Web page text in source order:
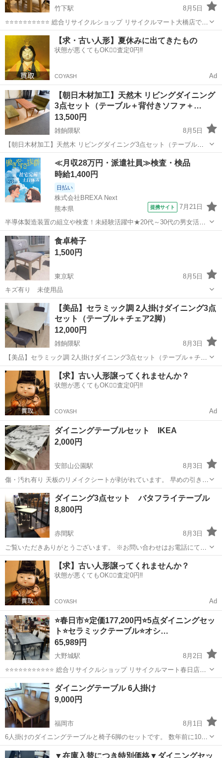
竹下駅
8月5日
⭐️⭐️⭐️⭐️⭐️⭐️⭐️⭐️⭐️⭐ 総合リサイクルショップ リサイクルマート大橋店です
⭐️⭐️⭐️⭐️⭐️⭐️⭐️⭐️⭐️⭐️ 商品内容 （商品名） NITORI 3点ダイニングセット
...
福岡 福岡市 竹下駅 ダイニングセット
【求・古い人形】夏休みに出てきたもの
状態が悪くてもOK🙆‍♀️査定0円‼️
COYASH Ad
【朝日木材加工】天然木 リビングダイニング
3点セット（テーブル＋背付きソファ＋…
13,500円
雑餉隈駅
8月5日
【朝日木材加工】天然木 リビングダイニング3点セット（テーブル＋
背付きソファ＋ベンチ）グリーン ご覧いただきありがとうございま
す。 大手家具メーカー「朝日木材加工株式会社」の高品質なリビング
ダイニングセットです。 あたた...
福岡 大野城市 雑餉隈駅 ダイニングセット
≪月収28万円・派遣社員≫検査・検品
時給1,400円
日払い
株式会社BREXA Next
熊本県
提携サイト 7月21日
半導体製造装置の組立や検査！未経験活躍中★20代～30代の男女活躍
中★ワンルーム寮完備！赴任旅費会社負担！マイカー通勤OK！無料駐
車場あり！正社員登用あり！《熊本県菊池郡大津町》 人気の工場のお
仕事 ◇半導体製造装置の組立...
熊本 その他
食卓椅子
1,500円
東京駅
8月5日
キズ有り 未使用品
福岡 みやま市 東京駅 ダイニングセット 食卓
【美品】セラミック調 2人掛けダイニング3点
セット（テーブル＋チェア2脚）
12,000円
雑餉隈駅
8月3日
【美品】セラミック調 2人掛けダイニング3点セット（テーブル＋チェ
ア2脚） ご覧いただきありがとうございます。 高級感のあるセラミッ
ク調天板のテーブルと、ベロア風チェア2脚のモダンダイニング3点セ
ットです。 グレー×ブラ...
福岡 大野城市 雑餉隈駅 ダイニングセット
【求】古い人形譲ってくれませんか？
状態が悪くてもOK🙆‍♀️査定0円‼️
COYASH Ad
ダイニングテーブルセット IKEA
2,000円
安部山公園駅
8月3日
傷・汚れ有り 天板のリメイクシートが剥がれています。 早めの引き取
り希望です。
福岡 北九州市 安部山公園駅 ダイニングセット
ダイニング3点セット バタフライテーブル
8,800円
赤間駅
8月3日
ご覧いただきありがとうございます。 ※お問い合わせはお電話にてお
願いいたします。 ※こちらの商品は店頭でも販売を行っております。
状態の確認をご希望の方はご来店お待ちしております。 ※店頭販売の
ため先着順となります...
福岡 宗像市 赤間駅 ダイニングセット
【求】古い人形譲ってくれませんか？
状態が悪くてもOK🙆‍♀️査定0円‼️
COYASH Ad
⭐春日市⭐定価177,200円⭐5点ダイニングセッ
ト⭐セラミックテーブル⭐オシ…
65,989円
大野城駅
8月2日
⭐️⭐️⭐️⭐️⭐️⭐️⭐️⭐️⭐️⭐️⭐️ 総合リサイクルショップ リサイクルマート春日店で
す ⭐️⭐️⭐️⭐️⭐️⭐️⭐️⭐️⭐️⭐️⭐️ プロフィールをご参照ください。 商品内容 （商
品...
福岡 春日市 大野城駅 ダイニングセット
ダイニングテーブル 6人掛け
9,000円
福岡市
8月1日
6人掛けのダイニングテーブルと椅子6脚のセットです。 数年前に10万
円くらいで購入しました。 使用していましたので、傷などあります
福岡 福岡市 ダイニングセット
▼在庫入替につき特別価格▼ダイニングセッ